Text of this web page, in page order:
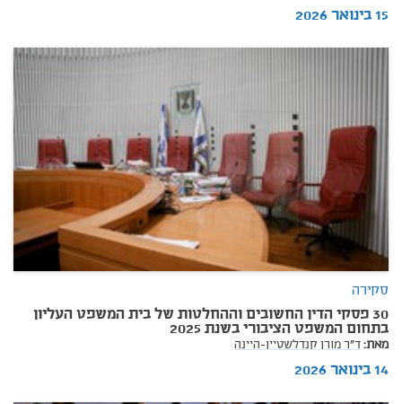
15 בינואר 2026
סקירה
30 פסקי הדין החשובים וההחלטות של בית המשפט העליון
בתחום המשפט הציבורי בשנת 2025
מאת:ד"ר מורן קנדלשטיין-היינה
14 בינואר 2026